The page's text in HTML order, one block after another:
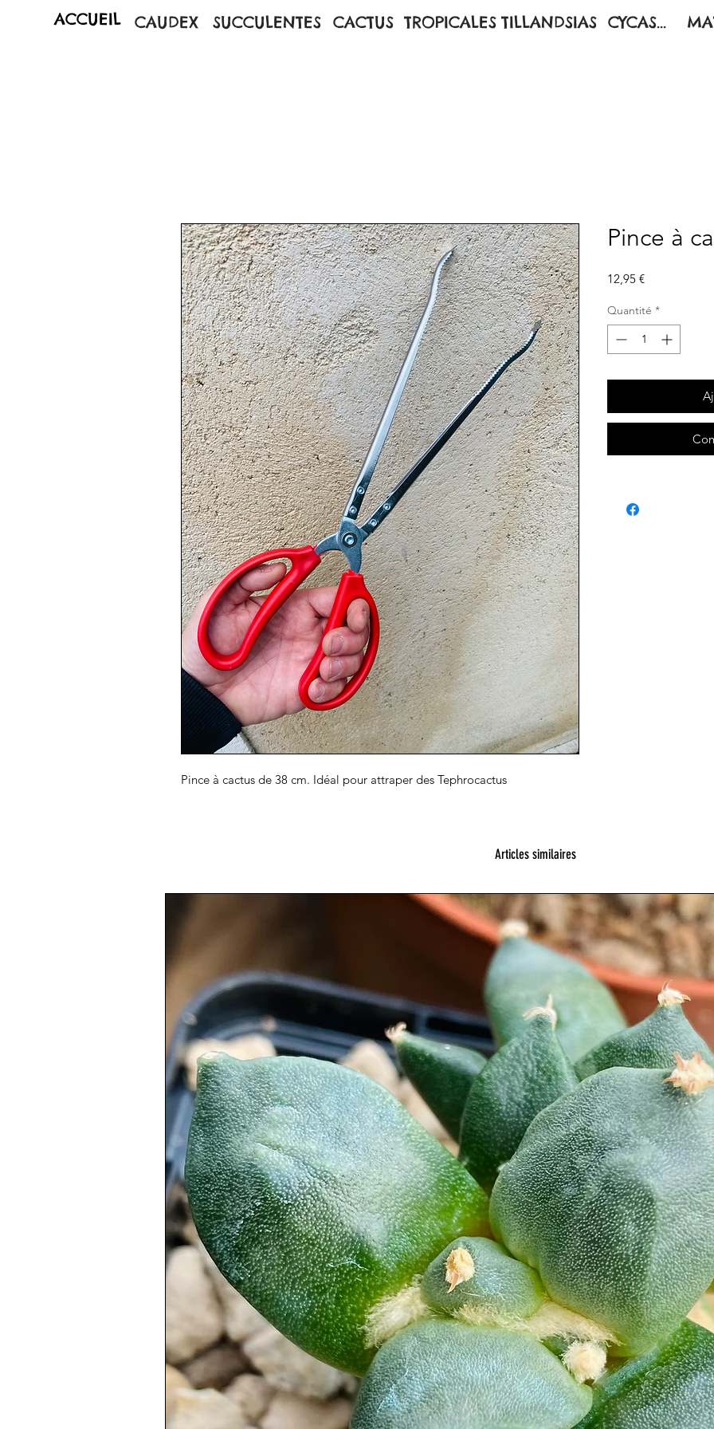
ACCUEIL CAUDEX SUCCULENTES CACTUS TROPICALES TILLANDSIAS CYCAS...
Pince à cactus de 38 cm. Idéal pour attraper des Tephrocactus
Pince à
12,95 €Prix
Quantité *
Articles similaires